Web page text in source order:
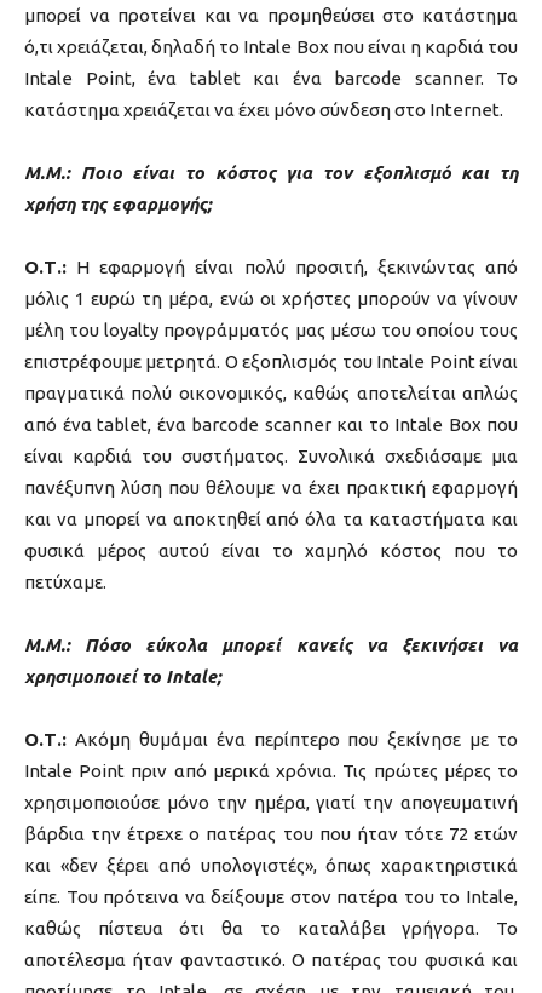
μπορεί να προτείνει και να προμηθεύσει στο κατάστημα
ό,τι χρειάζεται, δηλαδή το Intale Box που είναι η καρδιά του
Intale Point, ένα tablet και ένα barcode scanner. Το
κατάστημα χρειάζεται να έχει μόνο σύνδεση στο Internet.
Μ.Μ.: Ποιο είναι το κόστος για τον εξοπλισμό και τη
χρήση της εφαρμογής;
Ο.Τ.: Η εφαρμογή είναι πολύ προσιτή, ξεκινώντας από
μόλις 1 ευρώ τη μέρα, ενώ οι χρήστες μπορούν να γίνουν
μέλη του loyalty προγράμματός μας μέσω του οποίου τους
επιστρέφουμε μετρητά. Ο εξοπλισμός του Intale Point είναι
πραγματικά πολύ οικονομικός, καθώς αποτελείται απλώς
από ένα tablet, ένα barcode scanner και το Intale Box που
είναι καρδιά του συστήματος. Συνολικά σχεδιάσαμε μια
πανέξυπνη λύση που θέλουμε να έχει πρακτική εφαρμογή
και να μπορεί να αποκτηθεί από όλα τα καταστήματα και
φυσικά μέρος αυτού είναι το χαμηλό κόστος που το
πετύχαμε.
Μ.Μ.: Πόσο εύκολα μπορεί κανείς να ξεκινήσει να
χρησιμοποιεί το Intale;
Ο.Τ.: Ακόμη θυμάμαι ένα περίπτερο που ξεκίνησε με το
Intale Point πριν από μερικά χρόνια. Τις πρώτες μέρες το
χρησιμοποιούσε μόνο την ημέρα, γιατί την απογευματινή
βάρδια την έτρεχε ο πατέρας του που ήταν τότε 72 ετών
και «δεν ξέρει από υπολογιστές», όπως χαρακτηριστικά
είπε. Του πρότεινα να δείξουμε στον πατέρα του το Intale,
καθώς πίστευα ότι θα το καταλάβει γρήγορα. Το
αποτέλεσμα ήταν φανταστικό. Ο πατέρας του φυσικά και